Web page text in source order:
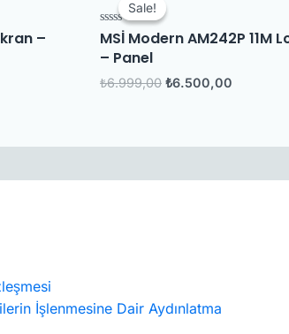
–
Sale!
Sale!
5
üzerinden
0
aldı
MSİ Modern AM242P 11M
– Panel
₺6.999,00
₺6.999,00.
₺6.500,00
İşlenmesine Dair Aydınlatma